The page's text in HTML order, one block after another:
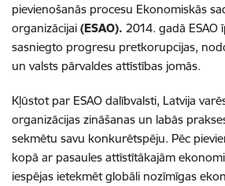
pievienošanās procesu Ekonomiskās
organizācijai (ESAO). 2014. gadā ESAO
sasniegto progresu pretkorupcijas,
un valsts pārvaldes attīstības jomās.
Kļūstot par ESAO dalībvalsti, Latvija
organizācijas zināšanas un labās
sekmētu savu konkurētspēju. Pēc
kopā ar pasaules attīstītākajām
iespējas ietekmēt globāli nozīmīgas